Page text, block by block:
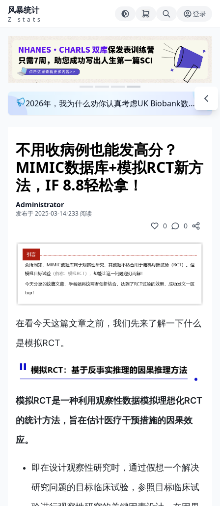
风暴统计
Z stats
登录
2026年，我为什么劝你认真考虑UK Biobank数据库？来看看这个一对一指导发文班
不用收病例也能发高分？
MIMIC数据库+模拟RCT新方
法，IF 8.8轻松拿！
Administrator
发布于 2025-03-14/233 阅读
0 0
在看今天这篇文章之前，我们先来了解一下什么
是模拟RCT。
模拟RCT是一种利用观察性数据模拟理想化RCT
的统计方法，旨在估计医疗干预措施的因果效
应。
即在设计观察性研究时，通过假想一个解决
研究问题的目标临床试验，参照目标临床试